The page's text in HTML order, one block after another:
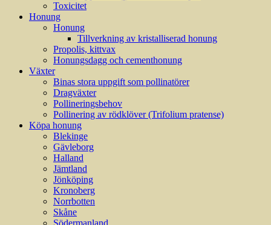
Toxicitet
Honung
Honung
Tillverkning av kristalliserad honung
Propolis, kittvax
Honungsdagg och cementhonung
Växter
Binas stora uppgift som pollinatörer
Dragväxter
Pollineringsbehov
Pollinering av rödklöver (Trifolium pratense)
Köpa honung
Blekinge
Gävleborg
Halland
Jämtland
Jönköping
Kronoberg
Norrbotten
Skåne
Södermanland